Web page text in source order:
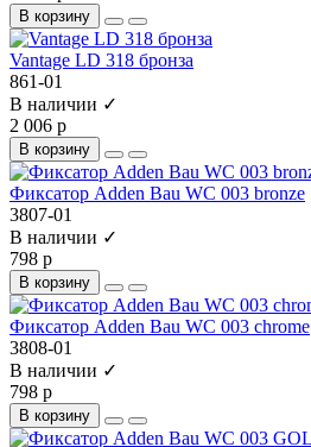
В корзину
Vantage LD 318 бронза
861-01
В наличии ✓
2 006 р
В корзину
Фиксатор Adden Bau WC 003 bronze
3807-01
В наличии ✓
798 р
В корзину
Фиксатор Adden Bau WC 003 chrome
3808-01
В наличии ✓
798 р
В корзину